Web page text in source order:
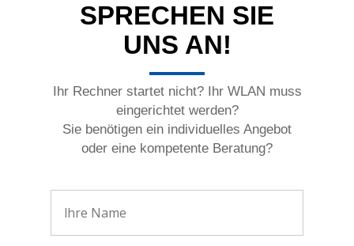
SPRECHEN SIE
UNS AN!
Ihr Rechner startet nicht? Ihr WLAN muss
eingerichtet werden?
Sie benötigen ein individuelles Angebot
oder eine kompetente Beratung?